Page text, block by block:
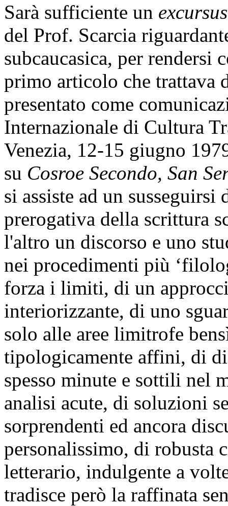
Sarà sufficiente un excursus
del Prof. Scarcia
subcaucasica, per
primo articolo che trattava
presentato come
Internazionale di Cultura
Venezia, 12-15 giugno
su Cosroe Secondo, San
si assiste ad un susseguirsi
prerogativa della scrittura
l'altro un discorso e uno
nei procedimenti più
forza i limiti, di un
interiorizzante, di uno
solo alle aree limitrofe
tipologicamente affini, di
spesso minute e sottili nel
analisi acute, di soluzioni
sorprendenti ed ancora
personalissimo, di robusta
letterario, indulgente a
tradisce però la raffinata